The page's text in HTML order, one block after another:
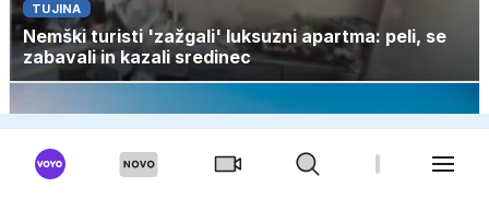
TUJINA
Nemški turisti 'zažgali' luksuzni apartma: peli, se
zabavali in kazali sredinec